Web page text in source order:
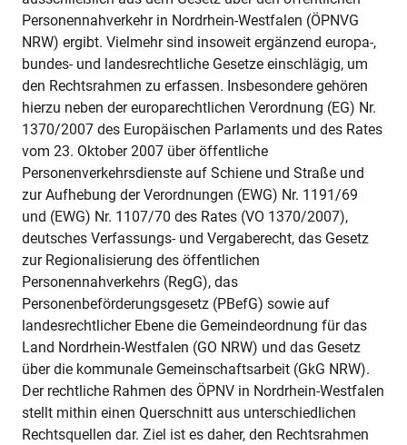
Personennahverkehr in Nordrhein-Westfalen (ÖPNVG
NRW) ergibt. Vielmehr sind insoweit ergänzend europa-,
bundes- und landesrechtliche Gesetze einschlägig, um
den Rechtsrahmen zu erfassen. Insbesondere gehören
hierzu neben der europarechtlichen Verordnung (EG) Nr.
1370/2007 des Europäischen Parlaments und des Rates
vom 23. Oktober 2007 über öffentliche
Personenverkehrsdienste auf Schiene und Straße und
zur Aufhebung der Verordnungen (EWG) Nr. 1191/69
und (EWG) Nr. 1107/70 des Rates (VO 1370/2007),
deutsches Verfassungs- und Vergaberecht, das Gesetz
zur Regionalisierung des öffentlichen
Personennahverkehrs (RegG), das
Personenbeförderungsgesetz (PBefG) sowie auf
landesrechtlicher Ebene die Gemeindeordnung für das
Land Nordrhein-Westfalen (GO NRW) und das Gesetz
über die kommunale Gemeinschaftsarbeit (GkG NRW).
Der rechtliche Rahmen des ÖPNV in Nordrhein-Westfalen
stellt mithin einen Querschnitt aus unterschiedlichen
Rechtsquellen dar. Ziel ist es daher, den Rechtsrahmen